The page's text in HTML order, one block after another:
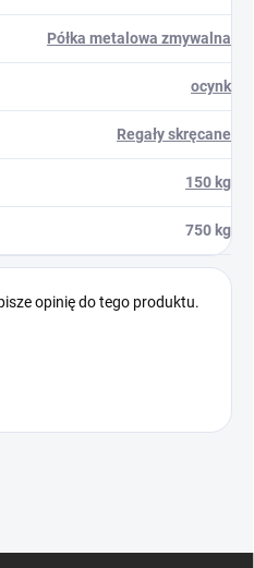
Półka metalowa zmywalna
ocynk
Regały skręcane
150 kg
750 kg
opinię do tego produktu.